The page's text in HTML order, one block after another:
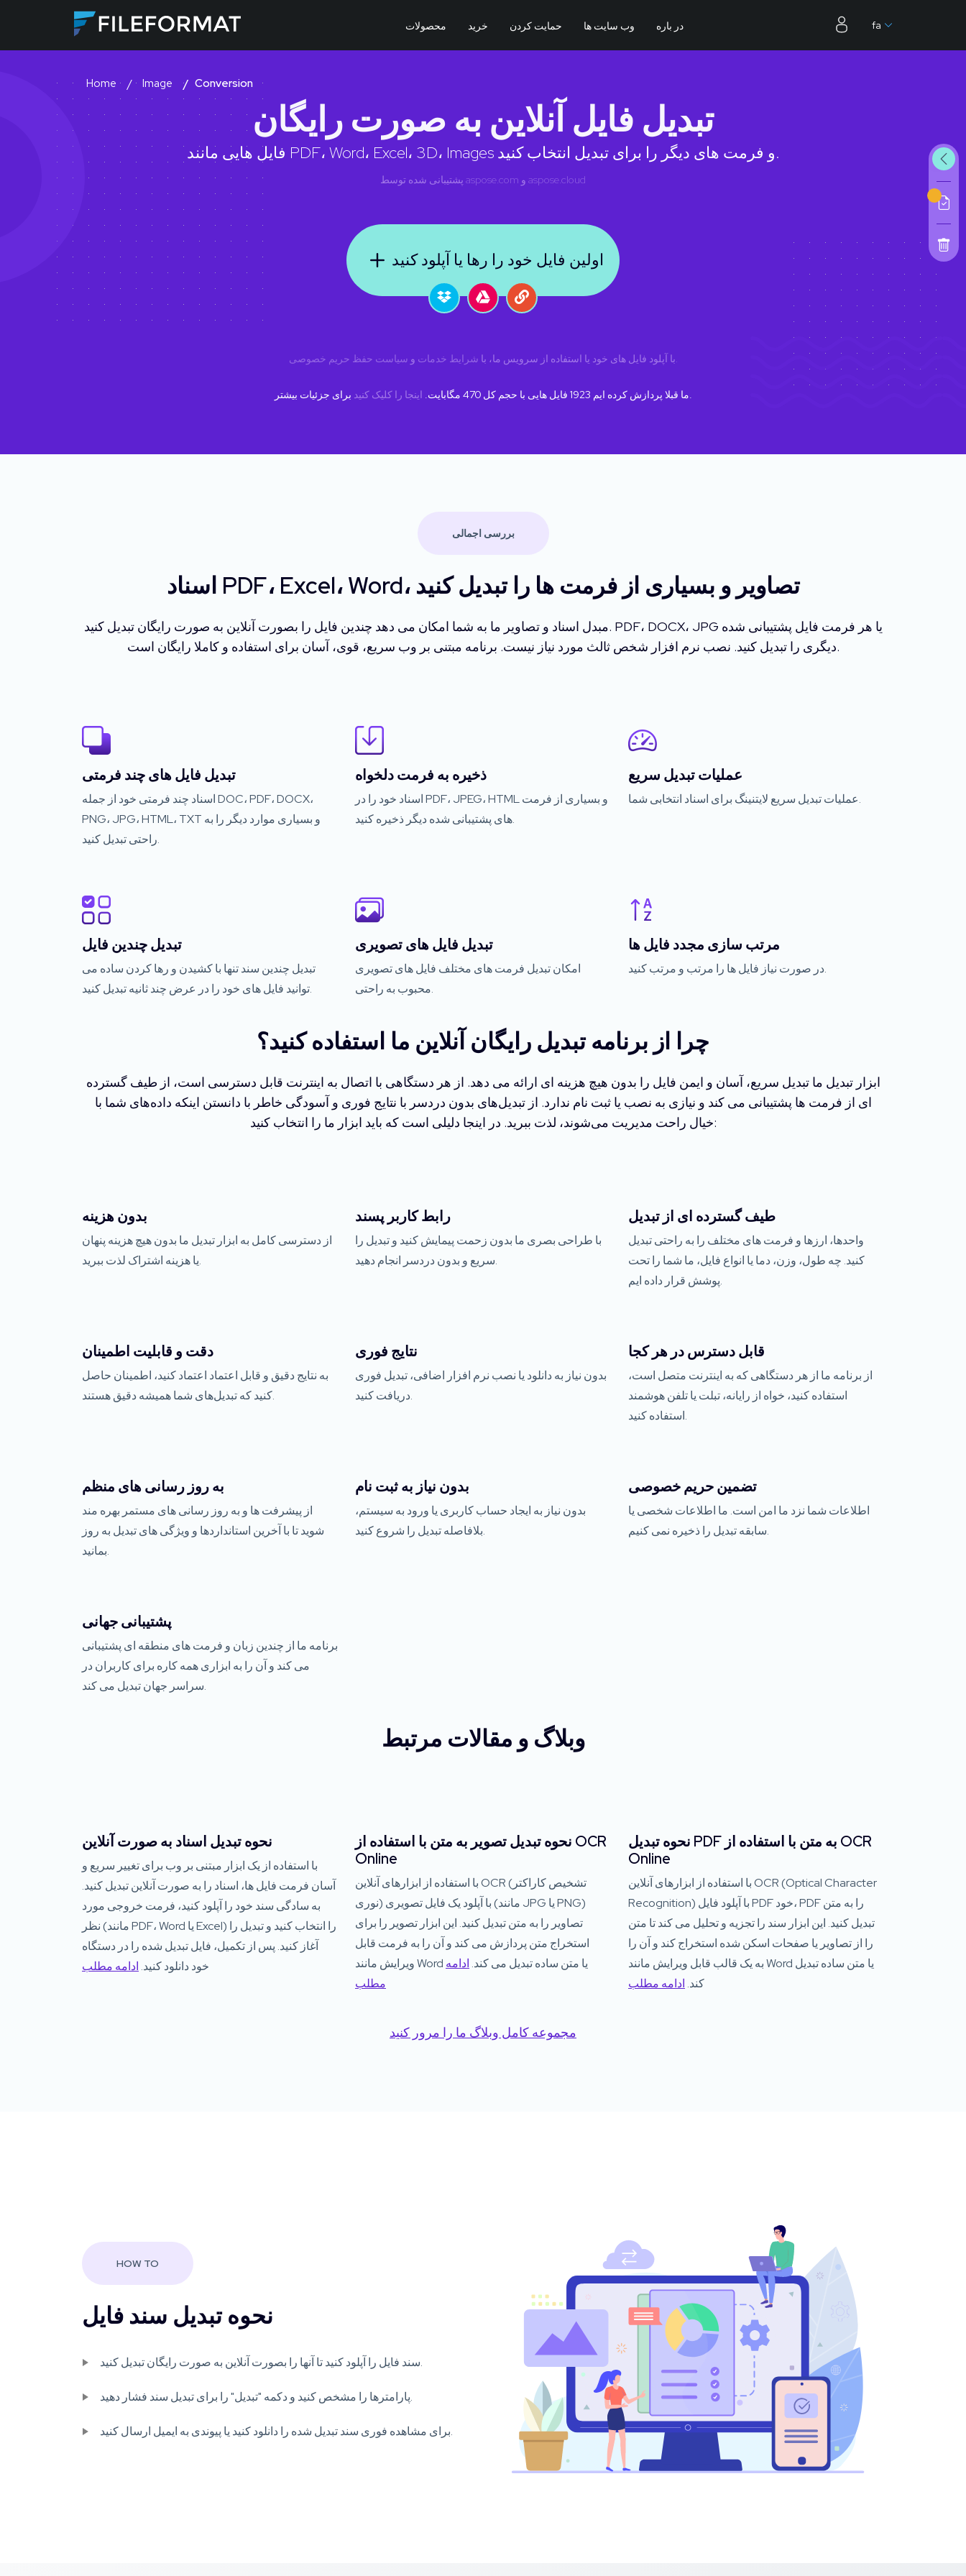
محصولات خرید حمایت کردن وب سایت ها در باره fa
Home Image Conversion
تبدیل فایل آنلاین به صورت رایگان
فایل هایی مانند PDF، Word، Excel، 3D، Images و فرمت های دیگر را برای تبدیل انتخاب کنید.
aspose.com aspose.cloud
اولین فایل خود را رها یا آپلود کنید
با آپلود فایل های خود یا استفاده از سرویس ما، با شرایط خدمات و سیاست حفظ حریم خصوصی
ما قبلا پردازش کرده ایم 1923 فایل هایی با حجم کل470 مگابایت. اینجا را کلیک کنید
بررسی اجمالی
اسناد PDF، Excel، Word، تصاویر و بسیاری از فرمت ها را تبدیل کنید
مبدل اسناد و تصاویر ما به شما امکان می دهد چندین فایل را بصورت آنلاین به صورت رایگان تبدیل کنید. PDF، DOCX، JPG یا هر فرمت فایل پشتیبانی شده
دیگری را تبدیل کنید. نصب نرم افزار شخص ثالث مورد نیاز نیست. برنامه مبتنی بر وب سریع، قوی، آسان برای استفاده و کاملا رایگان است.
تبدیل فایل های چند فرمتی
اسناد چند فرمتی خود از جمله DOC، PDF، DOCX،
PNG، JPG، HTML، TXT و بسیاری موارد دیگر را به
راحتی تبدیل کنید.
ذخیره به فرمت دلخواه
اسناد خود را در PDF، JPEG، HTML و بسیاری از فرمت
های پشتیبانی شده دیگر ذخیره کنید.
عملیات تبدیل سریع
عملیات تبدیل سریع لایتنینگ برای اسناد انتخابی شما.
تبدیل چندین فایل
تبدیل چندین سند تنها با کشیدن و رها کردن ساده می
توانید فایل های خود را در عرض چند ثانیه تبدیل کنید.
تبدیل فایل های تصویری
امکان تبدیل فرمت های مختلف فایل های تصویری
محبوب به راحتی.
مرتب سازی مجدد فایل ها
در صورت نیاز فایل ها را مرتب و مرتب کنید.
چرا از برنامه تبدیل رایگان آنلاین ما استفاده کنید؟
ابزار تبدیل ما تبدیل سریع، آسان و ایمن فایل را بدون هیچ هزینه ای ارائه می دهد. از هر دستگاهی با اتصال به اینترنت قابل دسترسی است، از طیف گسترده
ای از فرمت ها پشتیبانی می کند و نیازی به نصب یا ثبت نام ندارد. از تبدیل‌های بدون دردسر با نتایج فوری و آسودگی خاطر با دانستن اینکه داده‌های شما با
خیال راحت مدیریت می‌شوند، لذت ببرید. در اینجا دلیلی است که باید ابزار ما را انتخاب کنید:
بدون هزینه
از دسترسی کامل به ابزار تبدیل ما بدون هیچ هزینه پنهان
یا هزینه اشتراک لذت ببرید.
رابط کاربر پسند
با طراحی بصری ما بدون زحمت پیمایش کنید و تبدیل را
سریع و بدون دردسر انجام دهید.
طیف گسترده ای از تبدیل
واحدها، ارزها و فرمت های مختلف را به راحتی تبدیل
کنید. چه طول، وزن، دما یا انواع فایل، ما شما را تحت
پوشش قرار داده ایم.
دقت و قابلیت اطمینان
به نتایج دقیق و قابل اعتماد اعتماد کنید، اطمینان حاصل
کنید که تبدیل‌های شما همیشه دقیق هستند.
نتایج فوری
بدون نیاز به دانلود یا نصب نرم افزار اضافی، تبدیل فوری
دریافت کنید.
قابل دسترس در هر کجا
از برنامه ما از هر دستگاهی که به اینترنت متصل است،
استفاده کنید، خواه از رایانه، تبلت یا تلفن هوشمند
استفاده کنید.
به روز رسانی های منظم
از پیشرفت ها و به روز رسانی های مستمر بهره مند
شوید تا با آخرین استانداردها و ویژگی های تبدیل به روز
بمانید.
بدون نیاز به ثبت نام
بدون نیاز به ایجاد حساب کاربری یا ورود به سیستم،
بلافاصله تبدیل را شروع کنید.
تضمین حریم خصوصی
اطلاعات شما نزد ما امن است. ما اطلاعات شخصی یا
سابقه تبدیل را ذخیره نمی کنیم.
پشتیبانی جهانی
برنامه ما از چندین زبان و فرمت های منطقه ای پشتیبانی
می کند و آن را به ابزاری همه کاره برای کاربران در
سراسر جهان تبدیل می کند.
وبلاگ و مقالات مرتبط
نحوه تبدیل اسناد به صورت آنلاین
با استفاده از یک ابزار مبتنی بر وب برای تغییر سریع و
آسان فرمت فایل ها، اسناد را به صورت آنلاین تبدیل کنید.
به سادگی سند خود را آپلود کنید، فرمت خروجی مورد
نظر (مانند PDF، Word یا Excel) را انتخاب کنید و تبدیل را
آغاز کنید. پس از تکمیل، فایل تبدیل شده را در دستگاه
خود دانلود کنید. ادامه مطلب
نحوه تبدیل تصویر به متن با استفاده از OCR
Online
با استفاده از ابزارهای آنلاین OCR (تشخیص کاراکتر
نوری) با آپلود یک فایل تصویری (مانند JPG یا PNG)
تصاویر را به متن تبدیل کنید. این ابزار تصویر را برای
استخراج متن پردازش می کند و آن را به فرمت قابل
ویرایش مانند Word یا متن ساده تبدیل می کند. ادامه
مطلب
نحوه تبدیل PDF به متن با استفاده از OCR
Online
با استفاده از ابزارهای آنلاین OCR (Optical Character
Recognition) با آپلود فایل PDF خود، PDF را به متن
تبدیل کنید. این ابزار سند را تجزیه و تحلیل می کند تا متن
را از تصاویر یا صفحات اسکن شده استخراج کند و آن را
به یک قالب قابل ویرایش مانند Word یا متن ساده تبدیل
کند. ادامه مطلب
مجموعه کامل وبلاگ ما را مرور کنید
HOW TO
نحوه تبدیل سند فایل
سند فایل را آپلود کنید تا آنها را بصورت آنلاین به صورت رایگان تبدیل کنید.
پارامترها را مشخص کنید و دکمه "تبدیل" را برای تبدیل سند فشار دهید.
برای مشاهده فوری سند تبدیل شده را دانلود کنید یا پیوندی به ایمیل ارسال کنید.